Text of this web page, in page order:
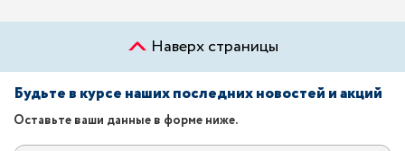
Наверх страницы
Будьте в курсе наших последних новостей и акций
Оставьте ваши данные в форме ниже.